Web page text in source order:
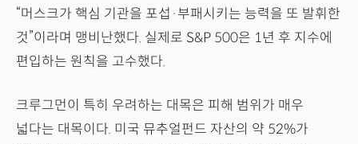
“머스크가 핵심 기관을 포섭·부패시키는 능력을 또 발휘한
것”이라며 맹비난했다. 실제로 S&P 500은 1년 후 지수에
편입하는 원칙을 고수했다.
크루그먼이 특히 우려하는 대목은 피해 범위가 매우
넓다는 대목이다. 미국 뮤추얼펀드 자산의 약 52%가